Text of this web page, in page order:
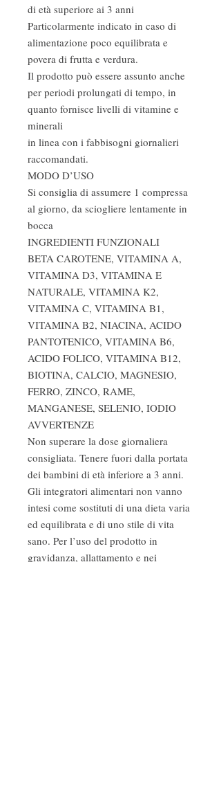
di età superiore ai 3 anni
Particolarmente indicato in caso di
alimentazione poco equilibrata e
povera di frutta e verdura.
Il prodotto può essere assunto anche
per periodi prolungati di tempo, in
quanto fornisce livelli di vitamine e
minerali
in linea con i fabbisogni giornalieri
raccomandati.
MODO D’USO
Si consiglia di assumere 1 compressa
al giorno, da sciogliere lentamente in
bocca
INGREDIENTI FUNZIONALI
BETA CAROTENE, VITAMINA A,
VITAMINA D3, VITAMINA E
NATURALE, VITAMINA K2,
VITAMINA C, VITAMINA B1,
VITAMINA B2, NIACINA, ACIDO
PANTOTENICO, VITAMINA B6,
ACIDO FOLICO, VITAMINA B12,
BIOTINA, CALCIO, MAGNESIO,
FERRO, ZINCO, RAME,
MANGANESE, SELENIO, IODIO
AVVERTENZE
Non superare la dose giornaliera
consigliata. Tenere fuori dalla portata
dei bambini di età inferiore a 3 anni.
Gli integratori alimentari non vanno
intesi come sostituti di una dieta varia
ed equilibrata e di uno stile di vita
sano. Per l’uso del prodotto in
gravidanza, allattamento e nei